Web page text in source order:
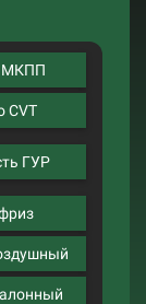
МКПП
CVT
ГУР